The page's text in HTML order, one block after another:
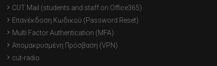
CUT Mail (students and staff on Office365)
Επανέκδοση Κωδικού (Password Reset)
Multi Factor Authentication (MFA)
Απομακρυσμένη Πρόσβαση (VPN)
cut-radio